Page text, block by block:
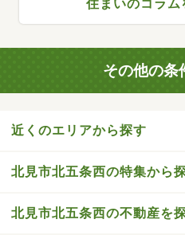
住まいのコラム
その他の条
近くのエリアから探す
北見市北五条西の特集から
北見市北五条西の不動産を